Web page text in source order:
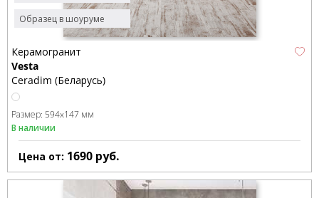
Образец в шоуруме
Керамогранит
Vesta
Ceradim (Беларусь)
Размер: 594x147 мм
В наличии
Цена от: 1690 руб.